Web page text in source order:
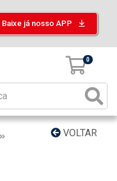
Baixe já nosso APP
0
VOLTAR